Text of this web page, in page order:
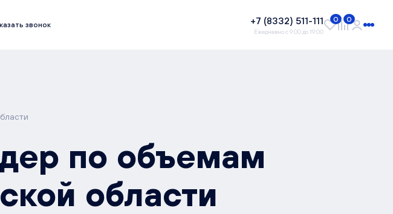
звонок +7 (8332) 511-111
Ежедневно с 9:00 до 19:00
0 0
по объемам
области